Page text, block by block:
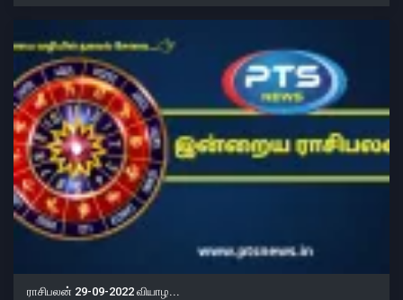
ராசிபலன் 29-09-2022 வியாழ...